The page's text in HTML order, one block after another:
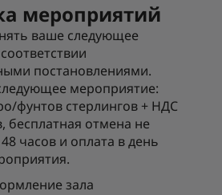
мероприятий
ваше следующее
постановлениями.
мероприятие:
фунтов стерлингов + НДС
бесплатная отмена не
часов и оплата в день
зала